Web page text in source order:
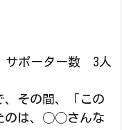
サポーター数 3人
、その間、「この
のは、◯◯さんな